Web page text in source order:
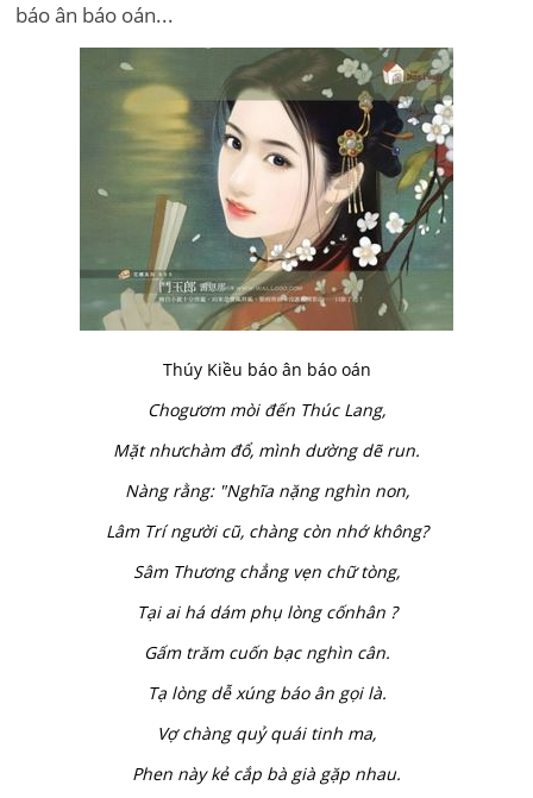
báo ân báo oán...
Thúy Kiều báo ân báo oán
Chogươm mòi đến Thúc Lang,
Mặt nhưchàm đổ, mình dường dẽ run.
Nàng rằng: "Nghĩa nặng nghìn non,
Lâm Trí người cũ, chàng còn nhớ không?
Sâm Thương chẳng vẹn chữ tòng,
Tại ai há dám phụ lòng cốnhân ?
Gấm trăm cuốn bạc nghìn cân.
Tạ lòng dễ xúng báo ân gọi là.
Vợ chàng quỷ quái tinh ma,
Phen này kẻ cắp bà già gặp nhau.